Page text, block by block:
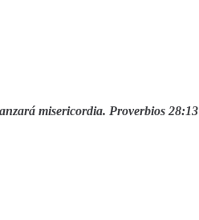
misericordia. Proverbios 28:13